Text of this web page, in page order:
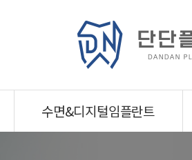
수면&디지털임플란트